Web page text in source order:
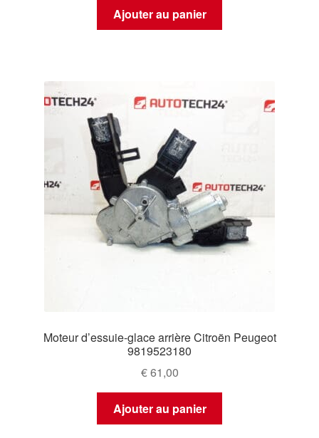
Ajouter au panier
Moteur d’essuie-glace arrière Citroën Peugeot
9819523180
€61,00
Ajouter au panier